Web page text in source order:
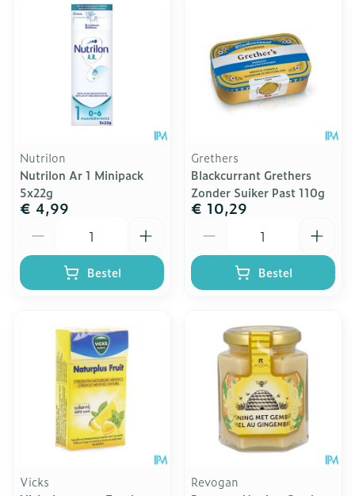
Nutrilon
Nutrilon Ar 1 Minipack
5x22g
€ 4,99
Bestel
Grethers
Blackcurrant Grethers
Zonder Suiker Past 110g
€ 10,29
Bestel
Vicks
Revogan